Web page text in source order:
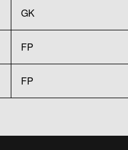
GK
FP
FP